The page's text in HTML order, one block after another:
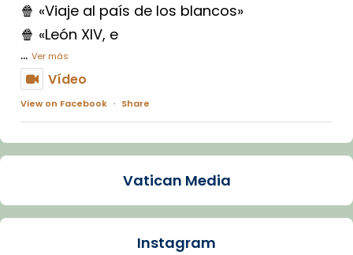
🍿 «Viaje al país de los blancos»
🍿 «León XIV, e
... Ver más
Vídeo
View on Facebook · Share
Arquebisbat de Barcelona
La Carmina va patir depressió. Fa gairebé
dos mesos, a l'Estadi Lluís Companys, la
Vatican Media
Instagram